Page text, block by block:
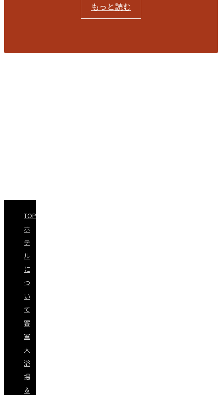
TOP
ホ
テ
ル
に
つ
い
て
客
室
大
浴
場
＆
もっと読む